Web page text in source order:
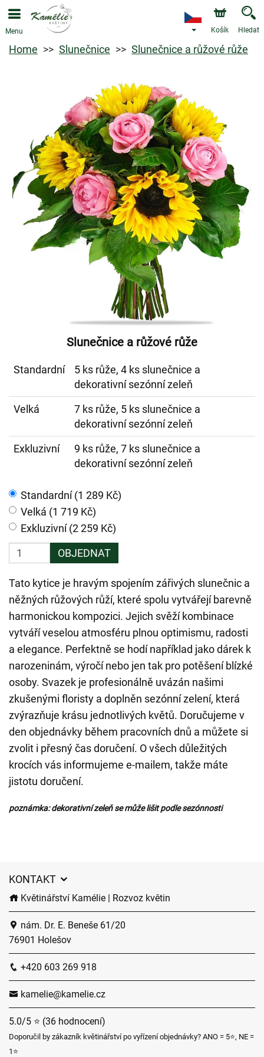
Menu Košík Hledat
Home Slunečnice Slunečnice a růžové růže
Slunečnice a růžové růže
Standardní
5 ks růže, 4 ks slunečnice a
dekorativní sezónní zeleň
Velká
7 ks růže, 5 ks slunečnice a
dekorativní sezónní zeleň
Exkluzivní
9 ks růže, 7 ks slunečnice a
dekorativní sezónní zeleň
Standardní (1 289 Kč)
Velká (1 719 Kč)
Exkluzivní (2 259 Kč)
OBJEDNAT
Tato kytice je hravým spojením zářivých slunečnic a
něžných růžových růží, které spolu vytvářejí barevně
harmonickou kompozici. Jejich svěží kombinace
vytváří veselou atmosféru plnou optimismu, radosti
a elegance. Perfektně se hodí například jako dárek k
narozeninám, výročí nebo jen tak pro potěšení blízké
osoby. Svazek je profesionálně uvázán našimi
zkušenými floristy a doplněn sezónní zelení, která
zvýrazňuje krásu jednotlivých květů. Doručujeme v
den objednávky během pracovních dnů a můžete si
zvolit i přesný čas doručení. O všech důležitých
krocích vás informujeme e-mailem, takže máte
jistotu doručení.
poznámka: dekorativní zeleň se může lišit podle sezónnosti
KONTAKT
Květinářství Kamélie | Rozvoz květin
nám. Dr. E. Beneše 61/20
76901 Holešov
+420 603 269 918
kamelie@kamelie.cz
5.0/5 ⭐ (36 hodnocení)
Doporučil by zákazník květinářství po vyřízení objednávky? ANO = 5⭐, NE =
1⭐